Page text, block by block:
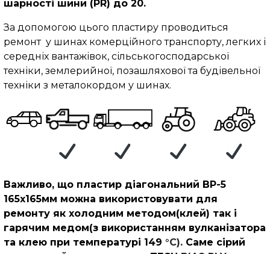
шарності шини (PR) до 20.
За допомогою цього пластиру проводиться
ремонт у шинах комерційного транспорту, легких і
середніх вантажівок, сільськогосподарської
техніки, землерийної, позашляхової та будівельної
техніки з металокордом у шинах.
Важливо, що пластир діагональний BP-5
165х165мм можна використовувати для
ремонту як холодним методом(клей) так і
гарячим медом(з використанням вулканізатора
та клею при температурі 149 °C).Саме сірий